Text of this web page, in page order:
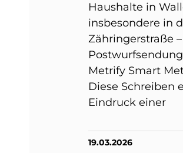
Haushalte in
insbesondere in
Zähringerstraße –
Metrify Smart
Diese Schreiben
Eindruck einer
19.03.2026